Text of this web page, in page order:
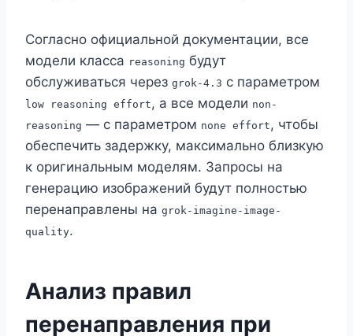
Согласно официальной документации, все
модели класса reasoning будут
обслуживаться через grok-4.3 с параметром
low reasoning effort, а все модели non-
reasoning — с параметром none effort, чтобы
обеспечить задержку, максимально близкую
к оригинальным моделям. Запросы на
генерацию изображений будут полностью
перенаправлены на grok-imagine-image-
quality.
Анализ правил
перенаправления при